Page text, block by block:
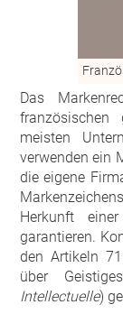
Das
französischen
meisten
verwenden ein
die eigene
Herkunft
garantieren.
den Artikeln
über
Intellectuelle)